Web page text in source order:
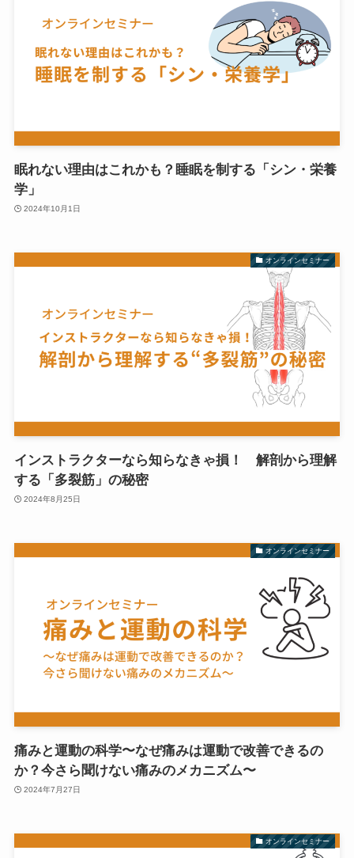
眠れない理由はこれかも？睡眠を制する「シン・栄養
学」
2024年10月1日
オンラインセミナー
インストラクターなら知らなきゃ損！ 解剖から理解
する「多裂筋」の秘密
2024年8月25日
オンラインセミナー
痛みと運動の科学〜なぜ痛みは運動で改善できるの
か？今さら聞けない痛みのメカニズム〜
2024年7月27日
オンラインセミナー